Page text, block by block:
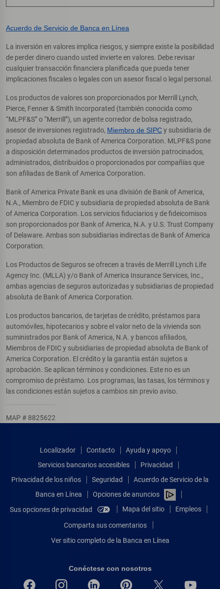
Acuerdo de Servicio de Banca en Línea
La inversión en valores implica riesgos, y siempre existe la posibilidad
de perder dinero cuando usted invierte en valores. Debe revisar
cualquier transacción financiera planificada que pueda tener
implicaciones fiscales o legales con un asesor fiscal o legal personal.
Los productos de valores son proporcionados por Merrill Lynch,
Pierce, Fenner & Smith Incorporated (también conocida como
“MLPF&S” o “Merrill”), un agente corredor de bolsa registrado,
asesor de inversiones registrado, Miembro de SIPCy subsidiaria de
propiedad absoluta de Bank of America Corporation. MLPF&S pone
a disposición determinados productos de inversión patrocinados,
administrados, distribuidos o proporcionados por compañías que
son afiliadas de Bank of America Corporation.
Bank of America Private Bank es una división de Bank of America,
N.A., Miembro de FDIC y subsidiaria de propiedad absoluta de Bank
of America Corporation. Los servicios fiduciarios y de fideicomisos
son proporcionados por Bank of America, N.A. y U.S. Trust Company
of Delaware. Ambas son subsidiarias indirectas de Bank of America
Corporation.
Los Productos de Seguros se ofrecen a través de Merrill Lynch Life
Agency Inc. (MLLA) y/o Bank of America Insurance Services, Inc.,
ambas agencias de seguros autorizadas y subsidiarias de propiedad
absoluta de Bank of America Corporation.
Los productos bancarios, de tarjetas de crédito, préstamos para
automóviles, hipotecarios y sobre el valor neto de la vivienda son
suministrados por Bank of America, N.A. y bancos afiliados,
Miembros de FDIC y subsidiarias de propiedad absoluta de Bank of
America Corporation. El crédito y la garantía están sujetos a
aprobación. Se aplican términos y condiciones. Este no es un
compromiso de préstamo. Los programas, las tasas, los términos y
las condiciones están sujetos a cambios sin previo aviso.
MAP # 8825622
Localizador Contacto
Ayuda y apoyo
Servicios bancarios accesibles
Privacidad
Privacidad de los niños
Seguridad
Acuerdo de Servicio de la
Banca en Línea
Opciones de anuncios
Sus opciones de privacidad
Mapa del sitio Empleos
Comparta sus comentarios
Ver sitio completo de la Banca en Línea
Conéctese con nosotros